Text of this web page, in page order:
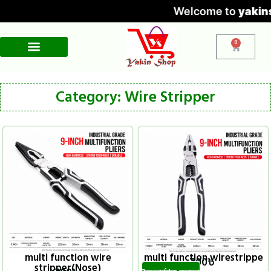
Welcome to
0
Category: Wire Stripper
multi function wire multi function wirestrippe
700৳